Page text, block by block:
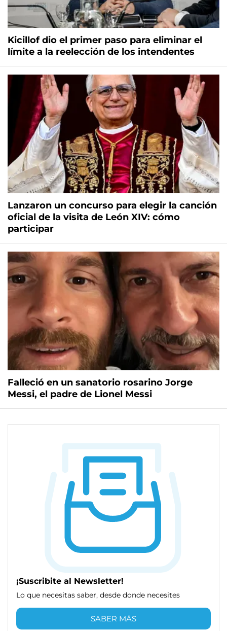
Kicillof dio el primer paso para eliminar el
límite a la reelección de los intendentes
Lanzaron un concurso para elegir la canción
oficial de la visita de León XIV: cómo
participar
Falleció en un sanatorio rosarino Jorge
Messi, el padre de Lionel Messi
¡Suscribite al Newsletter!
Lo que necesitas saber, desde donde necesites
SABER MÁS